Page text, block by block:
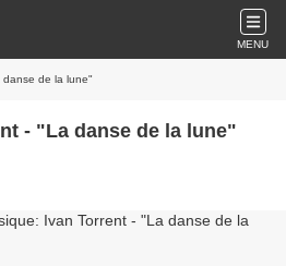
MENU
danse de la lune"
- "La danse de la lune"